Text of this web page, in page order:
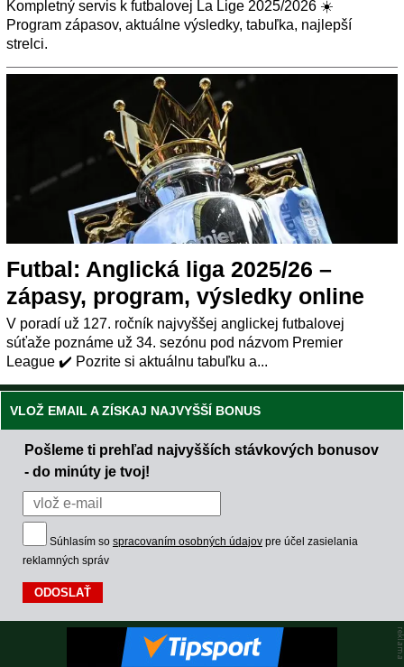
Kompletný servis k futbalovej La Lige 2025/2026 ☀️
Program zápasov, aktuálne výsledky, tabuľka, najlepší
strelci.
Futbal: Anglická liga 2025/26 –
zápasy, program, výsledky online
V poradí už 127. ročník najvyššej anglickej futbalovej
súťaže poznáme už 34. sezónu pod názvom Premier
League ✔️ Pozrite si aktuálnu tabuľku a...
VLOŽ EMAIL A ZÍSKAJ NAJVYŠŠÍ BONUS
Pošleme ti prehľad najvyšších stávkových bonusov
- do minúty je tvoj!
Súhlasím so spracovaním osobných údajov pre účel zasielania
reklamných správ